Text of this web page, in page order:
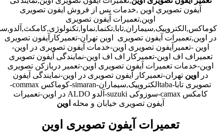
آیفون تصویری اوین ,خدمات پس از فروش ایفون تصویری
اوین,تعمیرات آیفون تصویری
در اوین,تعمیرات آیفون تصویری اوین تهران-تعمیرکارآیفون تصویری
اوین -تعمیرآیفون تصویری اوین-خدمات آیفون تصویری در اوین-
تعمیراف اف اوین-تعمیرکار اف اف اوین-نمایندگی آیفون تصویری
اوین-خدمات تعمیرات آیفون تصویری اوین-تعمیر دربازکن تصویری
در
اوین تهران-تعمیرکار آیفون تصویری در اوین-نمایندگی آیفون
تصویری تابا-tabaالکتروپیک,سیماران-simaran-کوماکس commax-
کامکس camax-سوزوکی suzuki-آلدو ALDO در اوین-تعمیرات
آیفون تصویری خیابان و محله اوین
تعمیرات آیفون تصویری اوین